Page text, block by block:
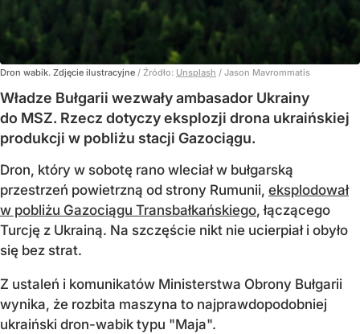
Dron wabik. Zdjęcie ilustracyjne / Źródło: Unsplash / Jason Mavrommatis
Władze Bułgarii wezwały ambasador Ukrainy
do MSZ. Rzecz dotyczy eksplozji drona ukraińskiej
produkcji w pobliżu stacji Gazociągu.
Dron, który w sobotę rano wleciał w bułgarską
przestrzeń powietrzną od strony Rumunii, eksplodował
w pobliżu Gazociągu Transbałkańskiego, łączącego
Turcję z Ukrainą. Na szczęście nikt nie ucierpiał i obyło
się bez strat.
Z ustaleń i komunikatów Ministerstwa Obrony Bułgarii
wynika, że rozbita maszyna to najprawdopodobniej
ukraiński dron-wabik typu "Maja".